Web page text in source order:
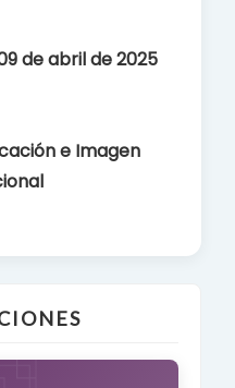
de abril de 2025
e Imagen